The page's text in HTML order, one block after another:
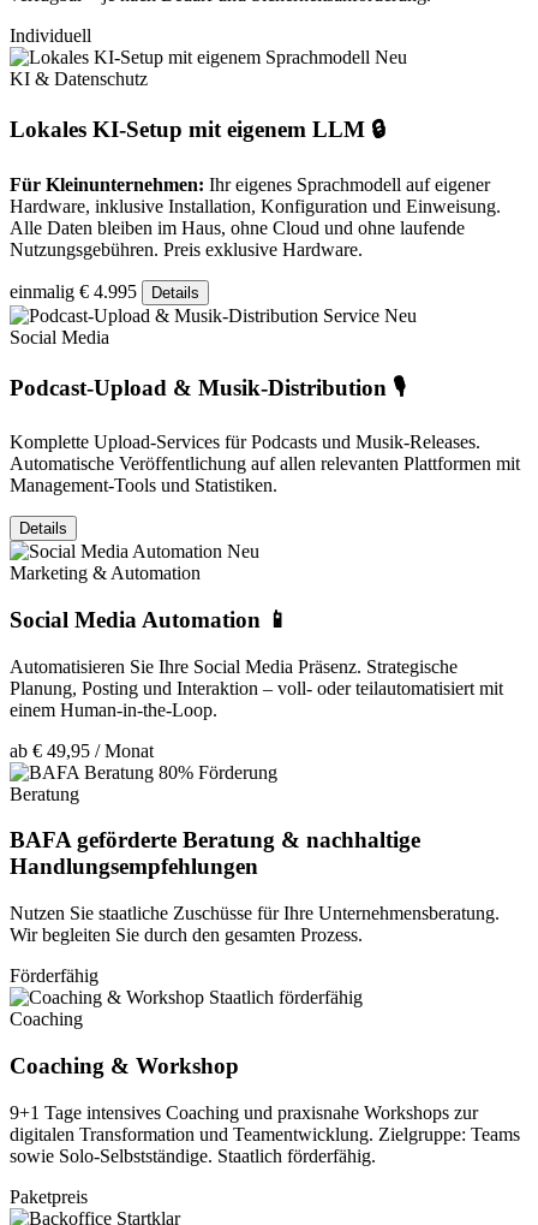
Individuell
Neu
KI & Datenschutz
Lokales KI-Setup mit eigenem LLM 🔒
Für Kleinunternehmen: Ihr eigenes Sprachmodell auf eigener
Hardware, inklusive Installation, Konfiguration und Einweisung.
Alle Daten bleiben im Haus, ohne Cloud und ohne laufende
Nutzungsgebühren. Preis exklusive Hardware.
einmalig € 4.995 Details
Neu
Social Media
Podcast-Upload & Musik-Distribution 🎙️
Komplette Upload-Services für Podcasts und Musik-Releases.
Automatische Veröffentlichung auf allen relevanten Plattformen mit
Management-Tools und Statistiken.
Details
Neu
Marketing & Automation
Social Media Automation 📱
Automatisieren Sie Ihre Social Media Präsenz. Strategische
Planung, Posting und Interaktion – voll- oder teilautomatisiert mit
einem Human-in-the-Loop.
ab € 49,95 / Monat
80% Förderung
Beratung
BAFA geförderte Beratung & nachhaltige
Handlungsempfehlungen
Nutzen Sie staatliche Zuschüsse für Ihre Unternehmensberatung.
Wir begleiten Sie durch den gesamten Prozess.
Förderfähig
Staatlich förderfähig
Coaching
Coaching & Workshop
9+1 Tage intensives Coaching und praxisnahe Workshops zur
digitalen Transformation und Teamentwicklung. Zielgruppe: Teams
sowie Solo-Selbstständige. Staatlich förderfähig.
Paketpreis